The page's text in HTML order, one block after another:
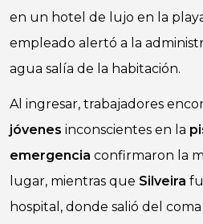
en un hotel de lujo en la
empleado alertó a la
agua salía de la habitación.
Al ingresar, trabajadores
jóvenes inconscientes en la
emergencia confirmaron la
lugar, mientras que Silveira
hospital, donde salió del